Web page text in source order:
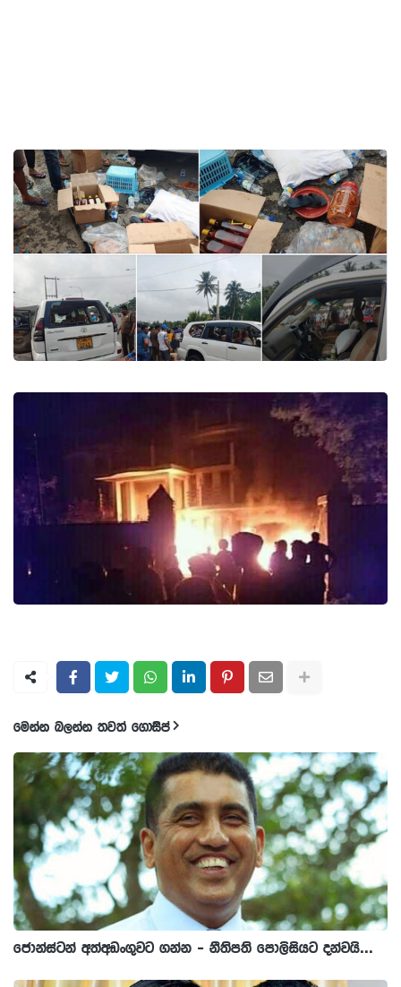
මෙන්න බලන්න තවත් ගොසිප්
ජොන්ස්ටන් අත්අඩංගුවට ගන්න - නීතිපති පොලිසියට දන්වයි...